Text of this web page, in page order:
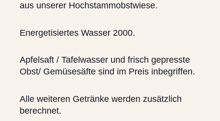
aus unserer Hochstammobstwiese.
Energetisiertes Wasser 2000.
Apfelsaft / Tafelwasser und frisch gepresste
Obst/ Gemüsesäfte sind im Preis inbegriffen.
Alle weiteren Getränke werden zusätzlich
berechnet.